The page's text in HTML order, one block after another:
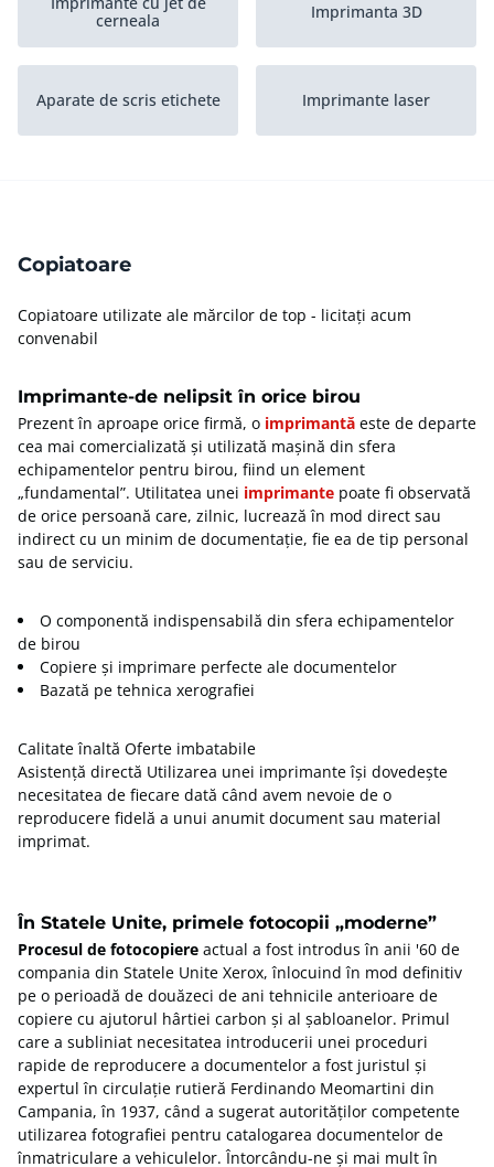
cerneala
Imprimanta 3D
Aparate de scris etichete Imprimante laser
Eliminare
Copiatoare
Copiatoare utilizate ale mărcilor de top - licitați acum
convenabil
Imprimante-de nelipsit în orice birou
Prezent în aproape orice firmă, o imprimantă este de departe
cea mai comercializată și utilizată mașină din sfera
echipamentelor pentru birou, fiind un element
„fundamental”. Utilitatea unei imprimante poate fi observată
de orice persoană care, zilnic, lucrează în mod direct sau
indirect cu un minim de documentație, fie ea de tip personal
sau de serviciu.
O componentă indispensabilă din sfera echipamentelor
de birou
Copiere și imprimare perfecte ale documentelor
Bazată pe tehnica xerografiei
Calitate înaltă Oferte imbatabile
Asistență directă Utilizarea unei imprimante își dovedește
necesitatea de fiecare dată când avem nevoie de o
reproducere fidelă a unui anumit document sau material
imprimat.
În Statele Unite, primele fotocopii „moderne”
Procesul de fotocopiere actual a fost introdus în anii '60 de
compania din Statele Unite Xerox, înlocuind în mod definitiv
pe o perioadă de douăzeci de ani tehnicile anterioare de
copiere cu ajutorul hârtiei carbon și al șabloanelor. Primul
care a subliniat necesitatea introducerii unei proceduri
rapide de reproducere a documentelor a fost juristul și
expertul în circulație rutieră Ferdinando Meomartini din
Campania, în 1937, când a sugerat autorităților competente
utilizarea fotografiei pentru catalogarea documentelor de
înmatriculare a vehiculelor. Întorcându-ne și mai mult în